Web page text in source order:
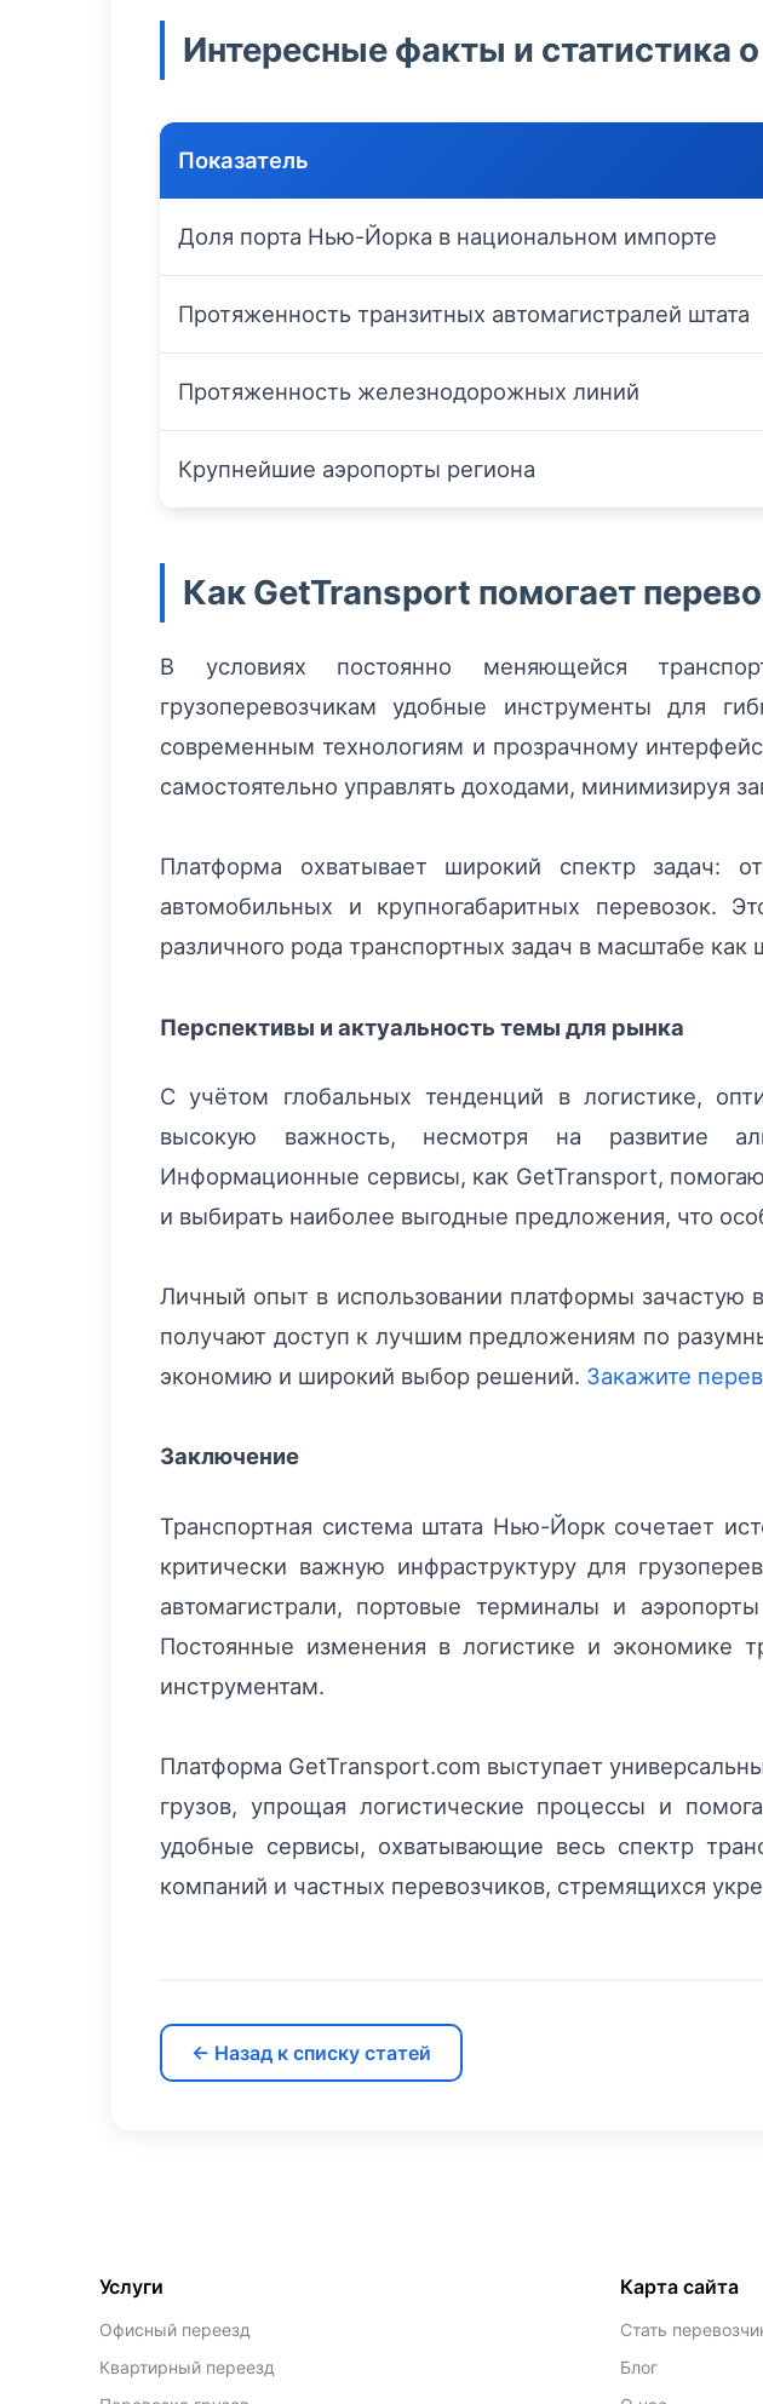
Интересные факты и статистика
Показатель
Доля порта Нью-Йорка в национальном импорте
Протяженность транзитных автомагистралей штата
Протяженность железнодорожных линий
Крупнейшие аэропорты региона
Как GetTransport помогает
В условиях постоянно меняющейся
грузоперевозчикам удобные инструменты для
современным технологиям и прозрачному
самостоятельно управлять доходами, минимизируя
Платформа охватывает широкий спектр задач:
автомобильных и крупногабаритных перевозок.
различного рода транспортных задач в масштабе
Перспективы и актуальность темы для рынка
С учётом глобальных тенденций в логистике,
высокую важность, несмотря на развитие
Информационные сервисы, как GetTransport,
и выбирать наиболее выгодные предложения, что
Личный опыт в использовании платформы зачастую
получают доступ к лучшим предложениям по
экономию и широкий выбор решений. Закажите
Заключение
Транспортная система штата Нью-Йорк сочетает
критически важную инфраструктуру для
автомагистрали, портовые терминалы и
Постоянные изменения в логистике и экономике
инструментам.
Платформа GetTransport.com выступает
грузов, упрощая логистические процессы и
удобные сервисы, охватывающие весь спектр
компаний и частных перевозчиков, стремящихся
← Назад к списку статей
Услуги
Офисный переезд
Квартирный переезд
Карта сайта
Стать
Блог